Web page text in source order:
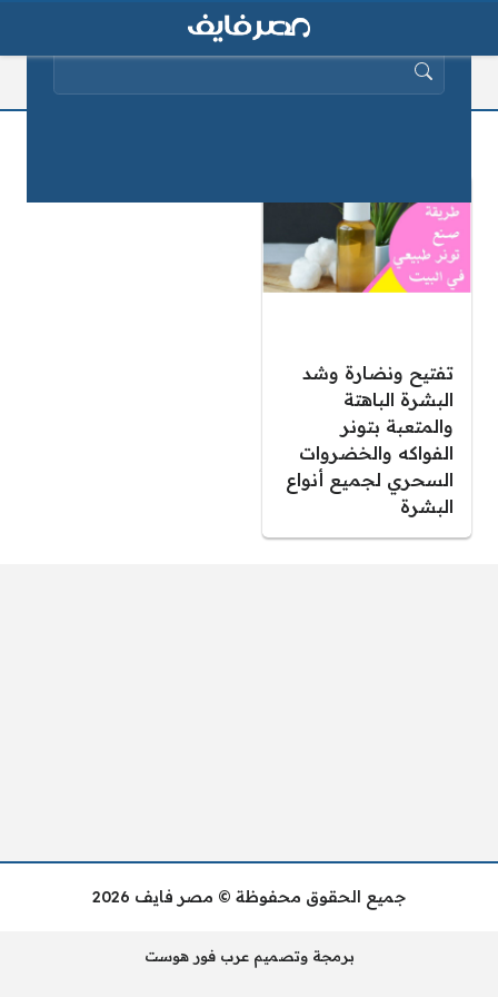
تفتيح ونضارة وشد
البشرة الباهتة
والمتعبة بتونر
الفواكه والخضروات
السحري لجميع أنواع
البشرة
جميع الحقوق محفوظة © مصر فايف 2026
برمجة وتصميم عرب فور هوست
البحث عن: